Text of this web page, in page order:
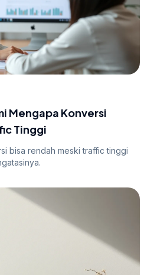
Mengapa Konversi
Tinggi
bisa rendah meski traffic tinggi